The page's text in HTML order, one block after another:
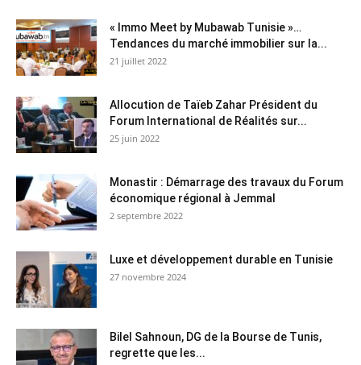
« Immo Meet by Mubawab Tunisie »…
Tendances du marché immobilier sur la...
21 juillet 2022
Allocution de Taïeb Zahar Président du
Forum International de Réalités sur...
25 juin 2022
Monastir : Démarrage des travaux du Forum
économique régional à Jemmal
2 septembre 2022
Luxe et développement durable en Tunisie
27 novembre 2024
Bilel Sahnoun, DG de la Bourse de Tunis,
regrette que les...